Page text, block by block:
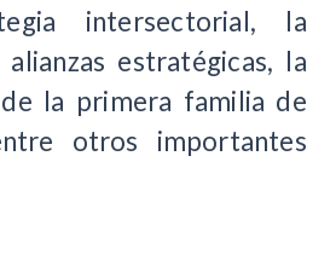
intersectorial, la
estratégicas, la
la primera familia de
otros importantes